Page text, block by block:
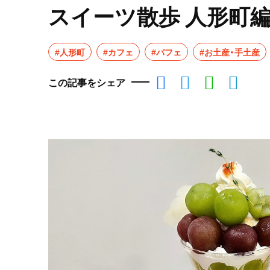
スイーツ散歩 人形町
#人形町 #カフェ #パフェ #お土産・手土産
この記事をシェア